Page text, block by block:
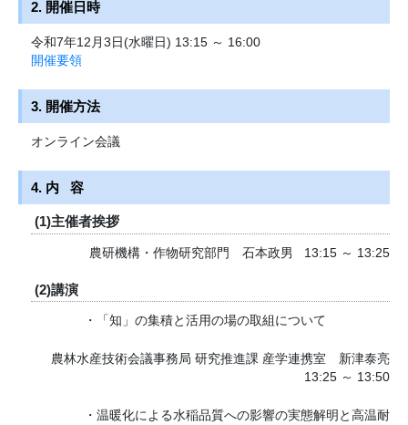
2. 開催日時
令和7年12月3日(水曜日) 13:15 ～ 16:00
開催要領
3. 開催方法
オンライン会議
4. 内 容
(1)主催者挨拶
農研機構・作物研究部門 石本政男 13:15 ～ 13:25
(2)講演
・「知」の集積と活用の場の取組について
農林水産技術会議事務局 研究推進課 産学連携室 新津泰亮
13:25 ～ 13:50
・温暖化による水稲品質への影響の実態解明と高温耐